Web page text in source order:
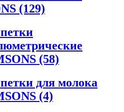
(129)
(58)
для молока
(4)